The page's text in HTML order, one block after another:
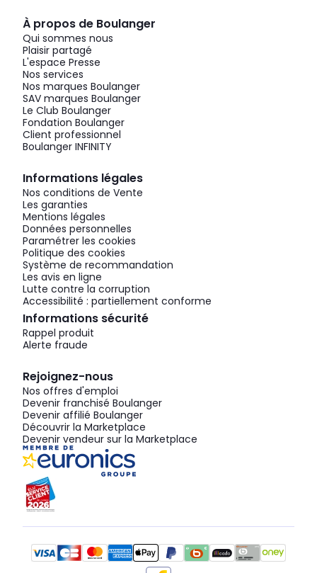
À propos de Boulanger
Qui sommes nous
Plaisir partagé
L'espace Presse
Nos services
Nos marques Boulanger
SAV marques Boulanger
Le Club Boulanger
Fondation Boulanger
Client professionnel
Boulanger INFINITY
Informations légales
Nos conditions de Vente
Les garanties
Mentions légales
Données personnelles
Paramétrer les cookies
Politique des cookies
Système de recommandation
Les avis en ligne
Lutte contre la corruption
Accessibilité : partiellement conforme
Informations sécurité
Rappel produit
Alerte fraude
Rejoignez-nous
Nos offres d'emploi
Devenir franchisé Boulanger
Devenir affilié Boulanger
Découvrir la Marketplace
Devenir vendeur sur la Marketplace